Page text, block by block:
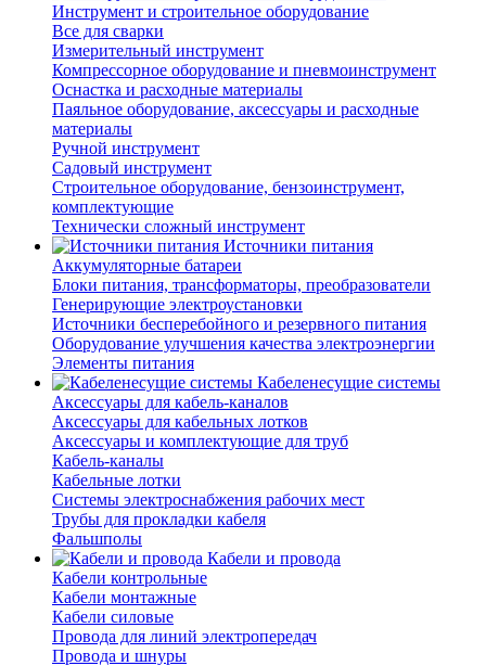
Инструмент и строительное оборудование
Все для сварки
Измерительный инструмент
Компрессорное оборудование и пневмоинструмент
Оснастка и расходные материалы
Паяльное оборудование, аксессуары и расходные
материалы
Ручной инструмент
Садовый инструмент
Строительное оборудование, бензоинструмент,
комплектующие
Технически сложный инструмент
Источники питания
Аккумуляторные батареи
Блоки питания, трансформаторы, преобразователи
Генерирующие электроустановки
Источники бесперебойного и резервного питания
Оборудование улучшения качества электроэнергии
Элементы питания
Кабеленесущие системы
Аксессуары для кабель-каналов
Аксессуары для кабельных лотков
Аксессуары и комплектующие для труб
Кабель-каналы
Кабельные лотки
Системы электроснабжения рабочих мест
Трубы для прокладки кабеля
Фальшполы
Кабели и провода
Кабели контрольные
Кабели монтажные
Кабели силовые
Провода для линий электропередач
Провода и шнуры